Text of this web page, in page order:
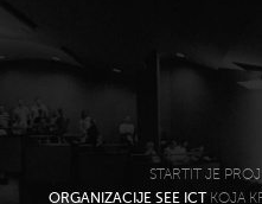
STARTIT JE
ORGANIZACIJE SEE ICTKOJA